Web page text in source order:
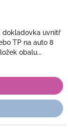
dokladovka uvnitř
TP na auto 8
obalu...